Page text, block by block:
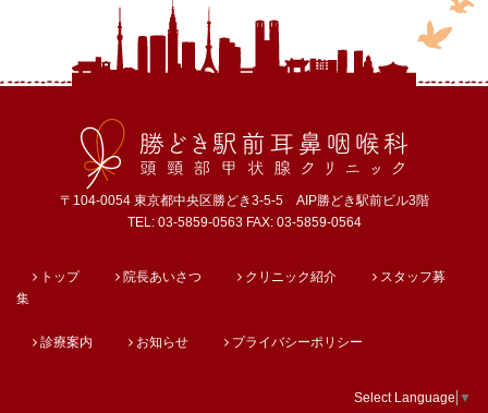
〒104-0054 東京都中央区勝どき3-5-5 AIP勝どき駅前ビル3階
TEL: 03-5859-0563 FAX: 03-5859-0564
トップ 院長あいさつ クリニック紹介
スタッフ募
集
診療案内 お知らせ プライバシーポリシー
Select Language ▼